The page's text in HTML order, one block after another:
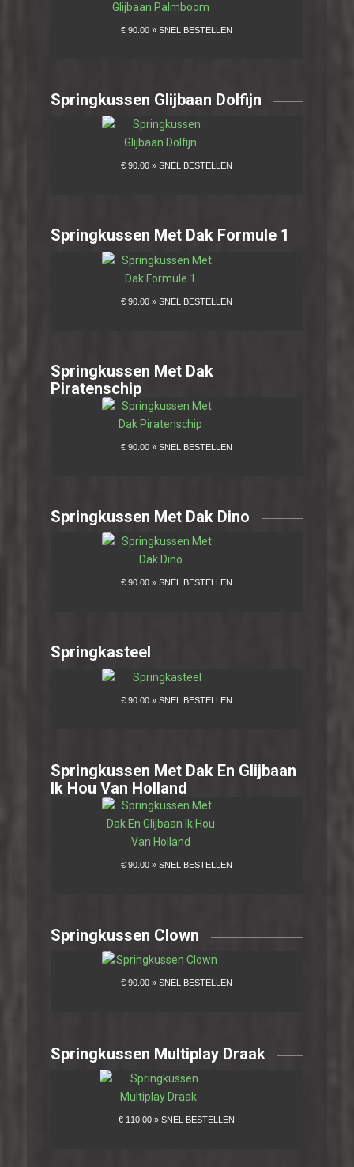
Springkussen Glijbaan Dolfijn
Springkussen Met Dak Formule 1
Springkussen Met Dak
Piratenschip
Springkussen Met Dak Dino
Springkasteel
Springkussen Met Dak En Glijbaan
Ik Hou Van Holland
Springkussen Clown
Springkussen Multiplay Draak